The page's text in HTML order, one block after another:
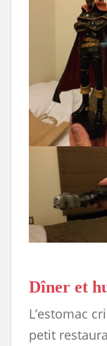
Dîner et
L’estomac
petit